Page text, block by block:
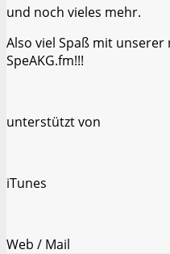
und noch vieles mehr.
Also viel Spaß mit unserer
SpeAKG.fm!!!
unterstützt von
iTunes
Web / Mail